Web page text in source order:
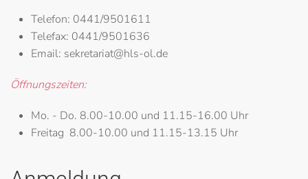
Telefon: 0441/9501611
Telefax: 0441/9501636
Email: sekretariat@hls-ol.de
Öffnungszeiten:
Mo. - Do. 8.00-10.00 und 11.15-16.00 Uhr
Freitag 8.00-10.00 und 11.15-13.15 Uhr